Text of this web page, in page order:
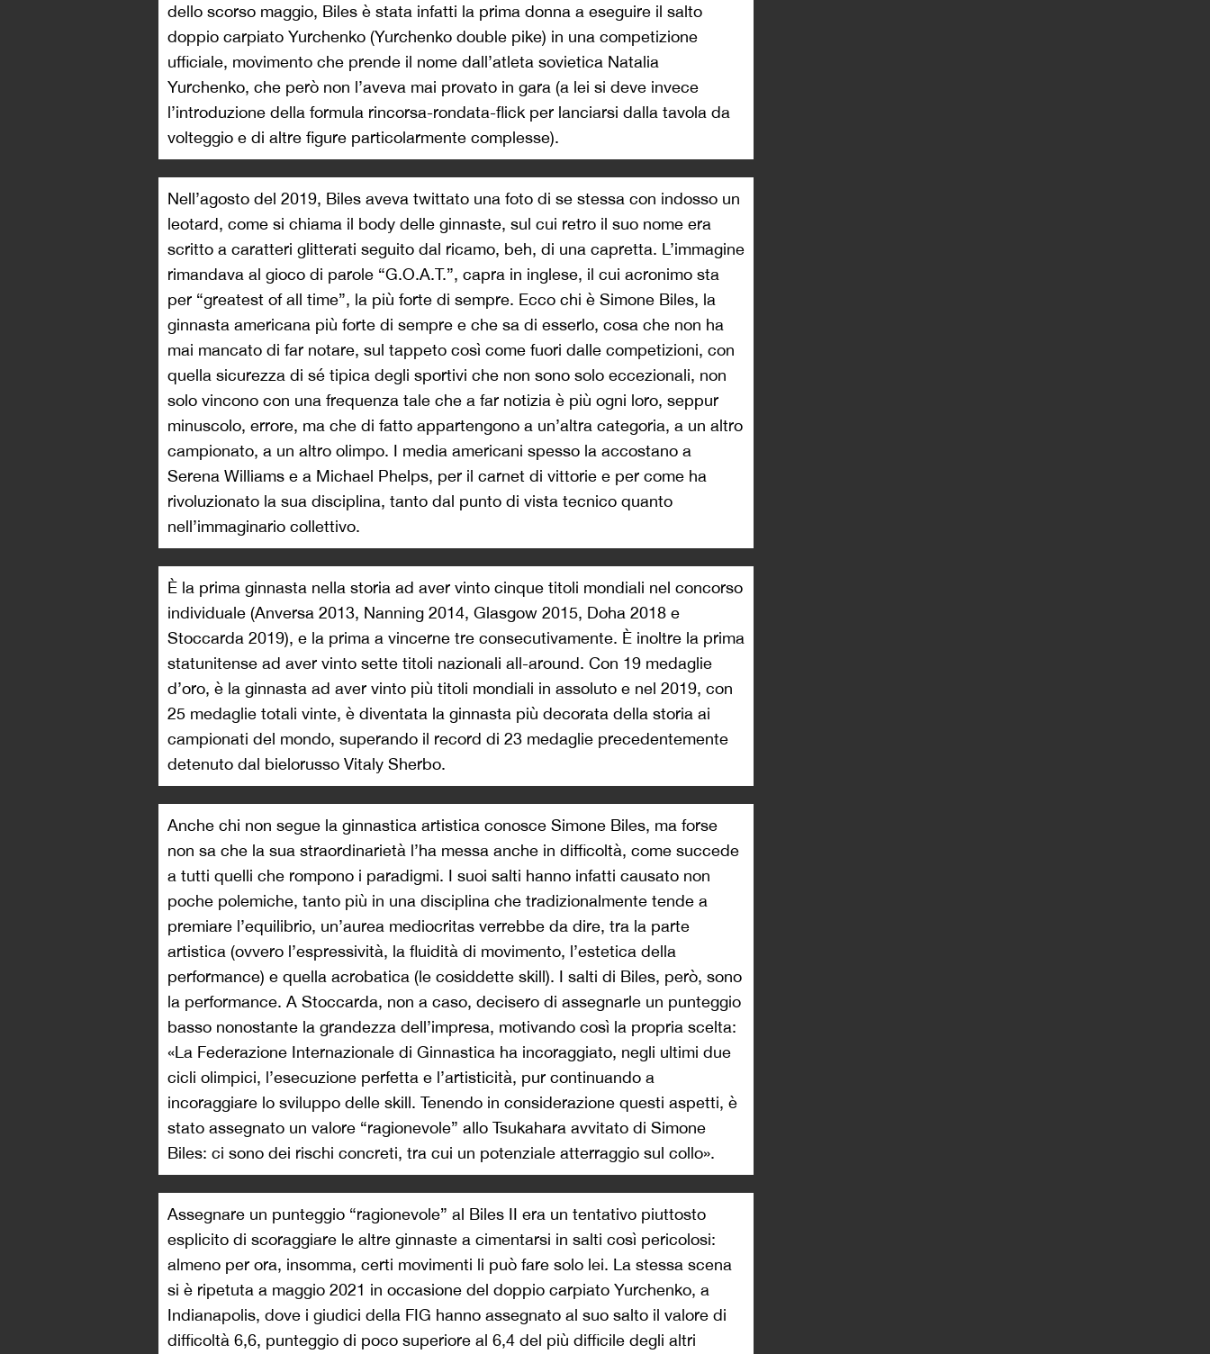
dello scorso maggio, Biles è stata infatti la prima donna a eseguire il salto
doppio carpiato Yurchenko (Yurchenko double pike) in una competizione
ufficiale, movimento che prende il nome dall’atleta sovietica Natalia
Yurchenko, che però non l’aveva mai provato in gara (a lei si deve invece
l’introduzione della formula rincorsa-rondata-flick per lanciarsi dalla tavola da
volteggio e di altre figure particolarmente complesse).
Nell’agosto del 2019, Biles aveva twittato una foto di se stessa con indosso un
leotard, come si chiama il body delle ginnaste, sul cui retro il suo nome era
scritto a caratteri glitterati seguito dal ricamo, beh, di una capretta. L’immagine
rimandava al gioco di parole “G.O.A.T.”, capra in inglese, il cui acronimo sta
per “greatest of all time”, la più forte di sempre. Ecco chi è Simone Biles, la
ginnasta americana più forte di sempre e che sa di esserlo, cosa che non ha
mai mancato di far notare, sul tappeto così come fuori dalle competizioni, con
quella sicurezza di sé tipica degli sportivi che non sono solo eccezionali, non
solo vincono con una frequenza tale che a far notizia è più ogni loro, seppur
minuscolo, errore, ma che di fatto appartengono a un’altra categoria, a un altro
campionato, a un altro olimpo. I media americani spesso la accostano a
Serena Williams e a Michael Phelps, per il carnet di vittorie e per come ha
rivoluzionato la sua disciplina, tanto dal punto di vista tecnico quanto
nell’immaginario collettivo.
È la prima ginnasta nella storia ad aver vinto cinque titoli mondiali nel concorso
individuale (Anversa 2013, Nanning 2014, Glasgow 2015, Doha 2018 e
Stoccarda 2019), e la prima a vincerne tre consecutivamente. È inoltre la prima
statunitense ad aver vinto sette titoli nazionali all-around. Con 19 medaglie
d’oro, è la ginnasta ad aver vinto più titoli mondiali in assoluto e nel 2019, con
25 medaglie totali vinte, è diventata la ginnasta più decorata della storia ai
campionati del mondo, superando il record di 23 medaglie precedentemente
detenuto dal bielorusso Vitaly Sherbo.
Anche chi non segue la ginnastica artistica conosce Simone Biles, ma forse
non sa che la sua straordinarietà l’ha messa anche in difficoltà, come succede
a tutti quelli che rompono i paradigmi. I suoi salti hanno infatti causato non
poche polemiche, tanto più in una disciplina che tradizionalmente tende a
premiare l’equilibrio, un’aurea mediocritas verrebbe da dire, tra la parte
artistica (ovvero l’espressività, la fluidità di movimento, l’estetica della
performance) e quella acrobatica (le cosiddette skill). I salti di Biles, però, sono
la performance. A Stoccarda, non a caso, decisero di assegnarle un punteggio
basso nonostante la grandezza dell’impresa, motivando così la propria scelta:
«La Federazione Internazionale di Ginnastica ha incoraggiato, negli ultimi due
cicli olimpici, l’esecuzione perfetta e l’artisticità, pur continuando a
incoraggiare lo sviluppo delle skill. Tenendo in considerazione questi aspetti, è
stato assegnato un valore “ragionevole” allo Tsukahara avvitato di Simone
Biles: ci sono dei rischi concreti, tra cui un potenziale atterraggio sul collo».
Assegnare un punteggio “ragionevole” al Biles II era un tentativo piuttosto
esplicito di scoraggiare le altre ginnaste a cimentarsi in salti così pericolosi:
almeno per ora, insomma, certi movimenti li può fare solo lei. La stessa scena
si è ripetuta a maggio 2021 in occasione del doppio carpiato Yurchenko, a
Indianapolis, dove i giudici della FIG hanno assegnato al suo salto il valore di
difficoltà 6,6, punteggio di poco superiore al 6,4 del più difficile degli altri